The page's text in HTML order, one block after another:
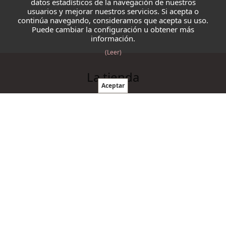
datos estadísticos de la navegación de nuestros
usuarios y mejorar nuestros servicios. Si acepta o
continúa navegando, consideramos que acepta su uso.
Puede cambiar la configuración u obtener más
información.
(Leer)
La tienda
Blazmo